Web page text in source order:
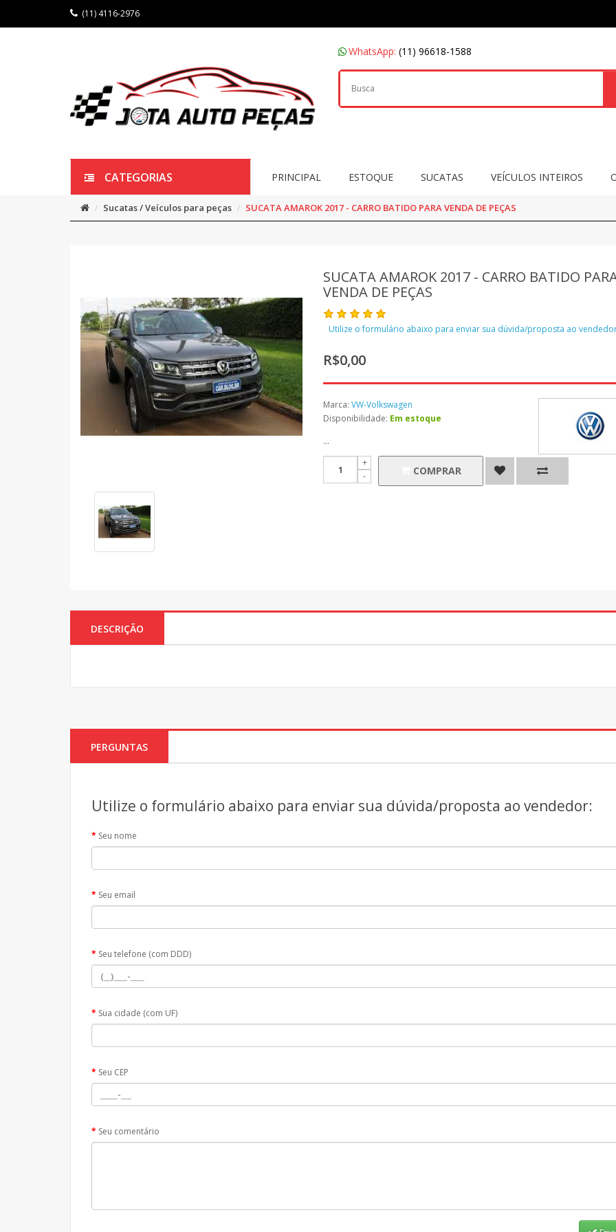
(11) 4116-2976
WhatsApp: (11) 96618-1588
CATEGORIAS PRINCIPAL ESTOQUE SUCATAS VEÍCULOS INTEIROS
Sucatas / Veículos para peças SUCATA AMAROK 2017 - CARRO BATIDO PARA VENDA DE PEÇAS
SUCATA AMAROK 2017 - CARRO BATIDO
VENDA DE PEÇAS
Utilize o formulário abaixo para enviar sua dúvida/proposta ao
R$0,00
Marca:VW-Volkswagen
Disponibilidade: Em estoque
...
COMPRAR
DESCRIÇÃO
PERGUNTAS
Utilize o formulário abaixo para enviar sua dúvida/proposta ao vendedor:
Seu nome
Seu email
Seu telefone (com DDD)
Sua cidade (com UF)
Seu CEP
Seu comentário